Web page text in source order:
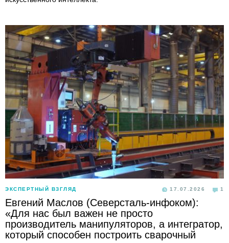
ЭКСПЕРТНЫЙ ВЗГЛЯД 17.07.2026 1
Евгений Маслов (Северсталь-инфоком):
«Для нас был важен не просто
производитель манипуляторов, а интегратор,
который способен построить сварочный